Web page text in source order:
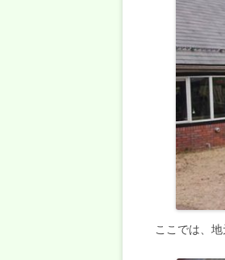
ここでは、